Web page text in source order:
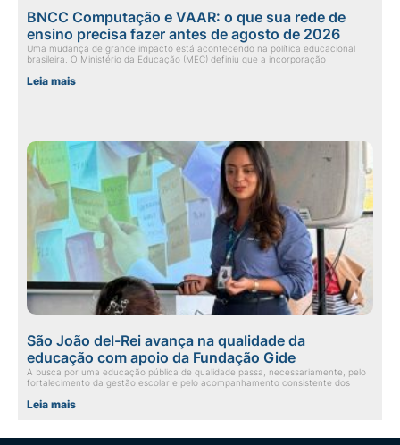
BNCC Computação e VAAR: o que sua rede de
ensino precisa fazer antes de agosto de 2026
Uma mudança de grande impacto está acontecendo na política educacional
brasileira. O Ministério da Educação (MEC) definiu que a incorporação
Leia mais
São João del-Rei avança na qualidade da
educação com apoio da Fundação Gide
A busca por uma educação pública de qualidade passa, necessariamente, pelo
fortalecimento da gestão escolar e pelo acompanhamento consistente dos
Leia mais